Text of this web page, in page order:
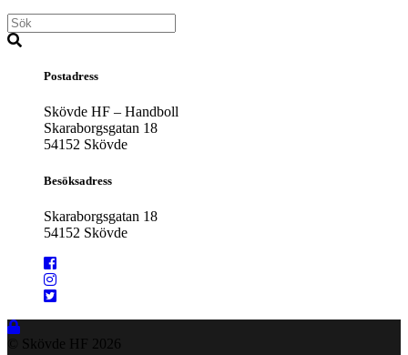
Postadress
Skövde HF – Handboll
Skaraborgsgatan 18
54152 Skövde
Besöksadress
Skaraborgsgatan 18
54152 Skövde
© Skövde HF 2026